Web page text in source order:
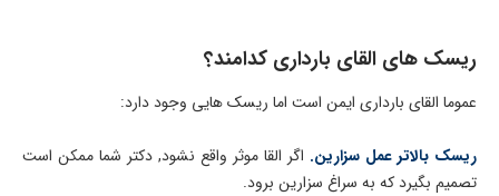
ریسک های القای بارداری کدامند؟
عموما القای بارداری ایمن است اما ریسک هایی وجود دارد:
ریسک بالاتر عمل سزارین. اگر القا موثر واقع نشود, دکتر شما ممکن است
تصمیم بگیرد که به سراغ سزارین برود.